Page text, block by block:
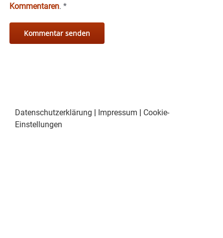
Kommentaren. *
Datenschutzerklärung Impressum
Cookie-
Einstellungen